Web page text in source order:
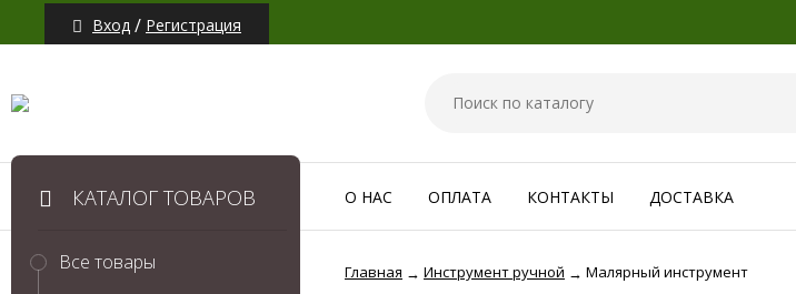
Вход / Регистрация
КАТАЛОГ ТОВАРОВ О НАС ОПЛАТА КОНТАКТЫ ДОСТАВКА
Главная → Инструмент ручной → Малярный инструмент
Все товары